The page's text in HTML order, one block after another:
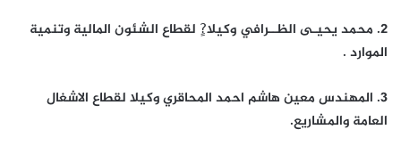
2. محمد يحيـى الظــرافي وكيلا?ٍ لقطاع الشئون المالية وتنمية
الموارد .
3. المهندس معين هاشم احمد المحاقري وكيلا لقطاع الاشغال
العامة والمشاريع.